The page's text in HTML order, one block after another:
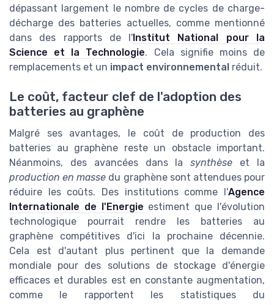
dépassant largement le nombre de cycles de charge-
décharge des batteries actuelles, comme mentionné
dans des rapports de l'Institut National pour la
Science et la Technologie. Cela signifie moins de
remplacements et un impact environnemental réduit.
Le coût, facteur clef de l'adoption des
batteries au graphène
Malgré ses avantages, le coût de production des
batteries au graphène reste un obstacle important.
Néanmoins, des avancées dans lasynthèse et la
production en masse du graphène sont attendues pour
réduire les coûts. Des institutions comme l'Agence
Internationale de l'Energie estiment que l'évolution
technologique pourrait rendre les batteries au
graphène compétitives d'ici la prochaine décennie.
Cela est d'autant plus pertinent que la demande
mondiale pour des solutions de stockage d'énergie
efficaces et durables est en constante augmentation,
comme le rapportent les statistiques du